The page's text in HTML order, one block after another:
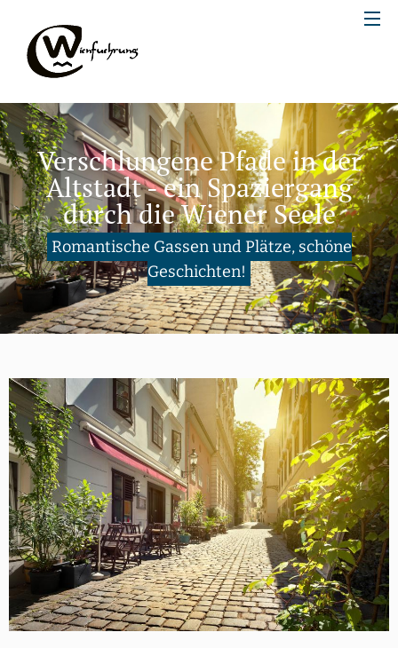
Verschlungene Pfade in der
Altstadt - ein Spaziergang
durch die Wiener Seele
Romantische Gassen und Plätze, schöne
Geschichten!